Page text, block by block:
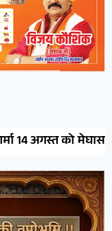
मेघोजी महाराज